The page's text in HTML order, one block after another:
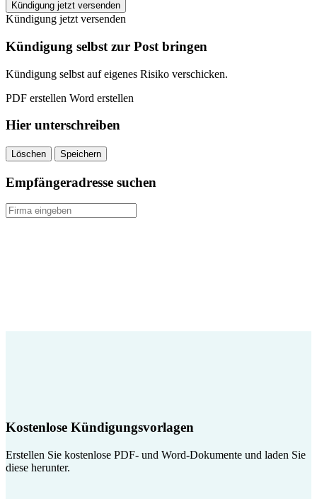
ERGO
Rente
Chance
kündigen
quantity
Kündigung jetzt versenden
Kündigung jetzt versenden
Kündigung selbst zur Post bringen
Kündigung selbst auf eigenes Risiko verschicken.
PDF erstellen Word erstellen
Hier unterschreiben
Löschen Speichern
Empfängeradresse suchen
Kostenlose Kündigungsvorlagen
Erstellen Sie kostenlose PDF- und Word-Dokumente und laden Sie
diese herunter.